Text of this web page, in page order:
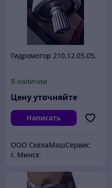
Гидромотор 210.12.05.05.
В наличии
Цену уточняйте
Написать
ООО СкелаМашСервис
г. Минск